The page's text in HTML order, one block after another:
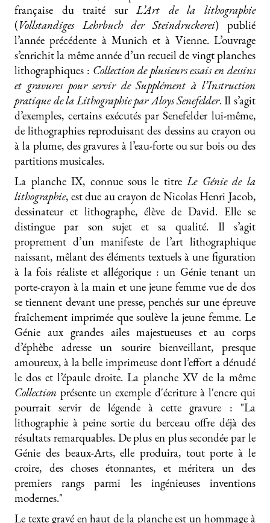
française du traité surL’Art de la lithographie
(Vollstandiges Lehrbuch der Steindruckerei) publié
l’année précédente à Munich et à Vienne. L’ouvrage
s’enrichit la même année d’un recueil de vingt planches
lithographiques : Collection de plusieurs essais en dessins
et gravures pour servir de Supplément à l’Instruction
pratique de la Lithographie par Aloys Senefelder. Il s’agit
d’exemples, certains exécutés par Senefelder lui-même,
de lithographies reproduisant des dessins au crayon ou
à la plume, des gravures à l’eau-forte ou sur bois ou des
partitions musicales.
La planche IX, connue sous le titreLe Génie de la
lithographie, est due au crayon de Nicolas Henri Jacob,
dessinateur et lithographe, élève de David. Elle se
distingue par son sujet et sa qualité. Il s’agit
proprement d’un manifeste de l’art lithographique
naissant, mêlant des éléments textuels à une figuration
à la fois réaliste et allégorique : un Génie tenant un
porte-crayon à la main et une jeune femme vue de dos
se tiennent devant une presse, penchés sur une épreuve
fraîchement imprimée que soulève la jeune femme. Le
Génie aux grandes ailes majestueuses et au corps
d’éphèbe adresse un sourire bienveillant, presque
amoureux, à la belle imprimeuse dont l’effort a dénudé
le dos et l’épaule droite. La planche XV de la même
Collection présente un exemple d'écriture à l'encre qui
pourrait servir de légende à cette gravure : "La
lithographie à peine sortie du berceau offre déjà des
résultats remarquables. De plus en plus secondée par le
Génie des beaux-Arts, elle produira, tout porte à le
croire, des choses étonnantes, et méritera un des
premiers rangs parmi les ingénieuses inventions
modernes."
Le texte gravé en haut de la planche est un hommage à